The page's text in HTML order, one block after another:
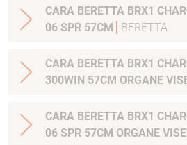
CARA BERETTA BRX1
06 SPR 57CM
BERETTA
CARA BERETTA BRX1
300WIN 57CM ORGANE
CARA BERETTA BRX1
06 SPR 57CM ORGANE